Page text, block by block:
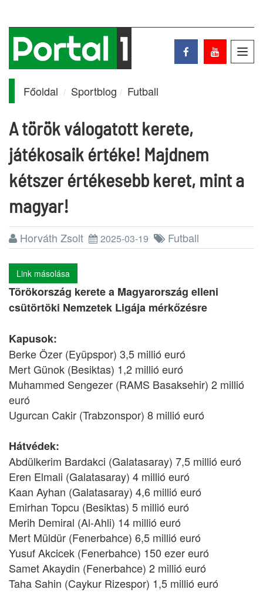
Főoldal Sportblog Futball
A török válogatott kerete,
játékosaik értéke! Majdnem
kétszer értékesebb keret, mint a
magyar!
Horváth Zsolt 2025-03-19 Futball
Link másolása
Törökország kerete a Magyarország elleni
csütörtöki Nemzetek Ligája mérkőzésre
Kapusok:
Berke Özer (Eyüpspor) 3,5 millió euró
Mert Günok (Besiktas) 1,2 millió euró
Muhammed Sengezer (RAMS Basaksehir) 2 millió
euró
Ugurcan Cakir (Trabzonspor) 8 millió euró
Hátvédek:
Abdülkerim Bardakci (Galatasaray) 7,5 millió euró
Eren Elmali (Galatasaray) 4 millió euró
Kaan Ayhan (Galatasaray) 4,6 millió euró
Emirhan Topcu (Besiktas) 5 millió euró
Merih Demiral (Al-Ahli) 14 millió euró
Mert Müldür (Fenerbahce) 6,5 millió euró
Yusuf Akcicek (Fenerbahce) 150 ezer euró
Samet Akaydin (Fenerbahce) 2 millió euró
Taha Sahin (Caykur Rizespor) 1,5 millió euró